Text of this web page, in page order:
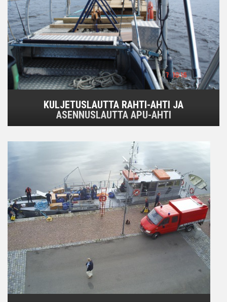
KULJETUSLAUTTA RAHTI-AHTI JA
ASENNUSLAUTTA APU-AHTI